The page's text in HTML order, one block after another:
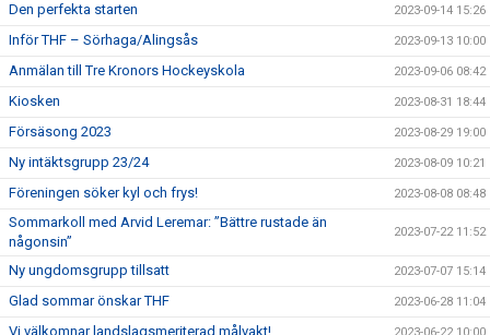
Den perfekta starten 2023-09-14 15:26
Inför THF – Sörhaga/Alingsås 2023-09-13 10:00
Anmälan till Tre Kronors Hockeyskola 2023-09-06 08:42
Kiosken 2023-08-31 18:44
Försäsong 2023 2023-08-29 19:00
Ny intäktsgrupp 23/24 2023-08-09 10:21
Föreningen söker kyl och frys! 2023-08-08 08:48
Sommarkoll med Arvid Leremar: ”Bättre rustade än
någonsin”
2023-07-22 11:52
Ny ungdomsgrupp tillsatt 2023-07-07 15:14
Glad sommar önskar THF 2023-06-28 11:04
Vi välkomnar landslagsmeriterad målvakt!